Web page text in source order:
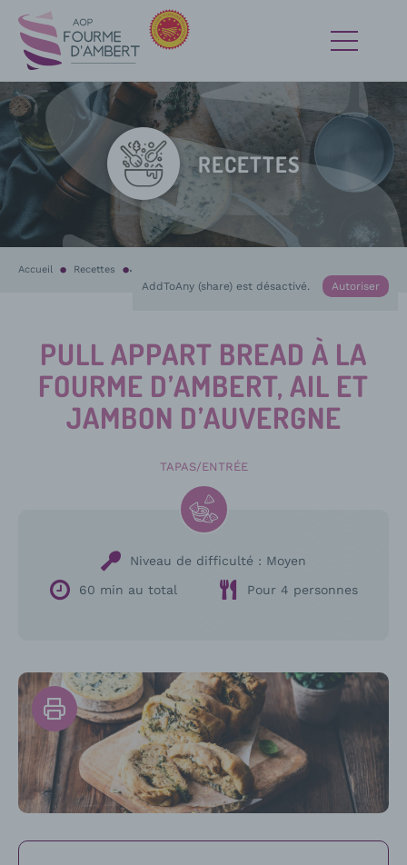
RECETTES
Accueil Recettes
AddToAny (share) est désactivé. Autoriser
PULL APPART BREAD À LA
FOURME D’AMBERT, AIL ET
JAMBON D’AUVERGNE
TAPAS/ENTRÉE
Niveau de difficulté : Moyen
60 min au total
Pour 4 personnes
Imprimer
la
recette